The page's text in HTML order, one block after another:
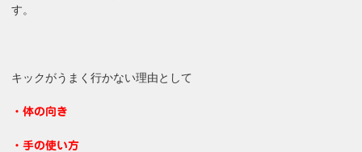
す。
キックがうまく行かない理由として
・体の向き
・手の使い方